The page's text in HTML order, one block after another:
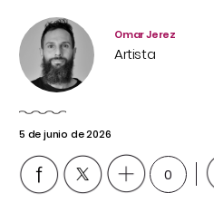
Omar Jerez
Artista
5 de junio de 2026
0